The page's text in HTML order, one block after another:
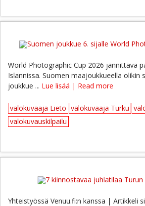
World Photographic Cup 2026 jännittävä
Islannissa. Suomen maajoukkueella olikin
joukkue ... Lue lisää | Read more
valokuvaaja Lieto valokuvaaja Turku
valokuvauskilpailu
Yhteistyössä Venuu.fi:n kanssa | Artikkeli